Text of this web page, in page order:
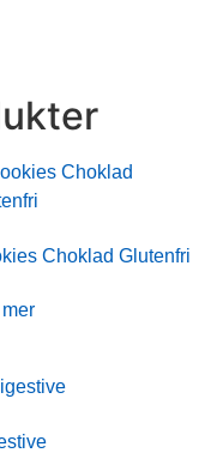
Choklad Glutenfri
mer